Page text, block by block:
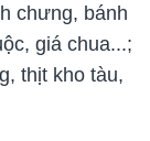
chưng, bánh
giá chua...;
thịt kho tàu,